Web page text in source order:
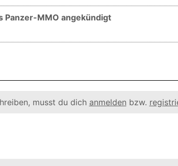
Panzer-MMO angekündigt
musst du dich anmelden bzw.